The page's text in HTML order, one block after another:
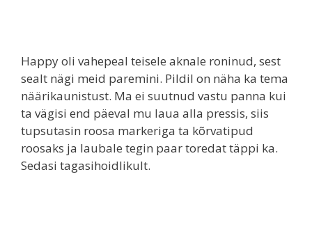
Happy oli vahepeal teisele aknale roninud, sest
sealt nägi meid paremini. Pildil on näha ka tema
näärikaunistust. Ma ei suutnud vastu panna kui
ta vägisi end päeval mu laua alla pressis, siis
tupsutasin roosa markeriga ta kõrvatipud
roosaks ja laubale tegin paar toredat täppi ka.
Sedasi tagasihoidlikult.